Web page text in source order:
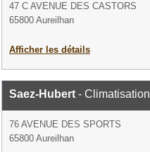
47 C AVENUE DES CASTORS
65800 Aureilhan
Afficher les détails
Saez-Hubert - Climatisation
76 AVENUE DES SPORTS
65800 Aureilhan